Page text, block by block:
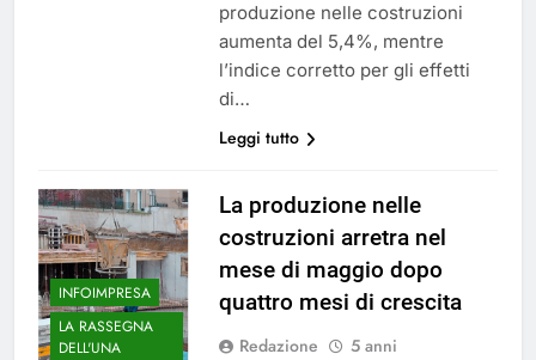
produzione nelle costruzioni
aumenta del 5,4%, mentre
l’indice corretto per gli effetti
di…
Leggi tutto
INFOIMPRESA
LA RASSEGNA
DELL'UNA
La produzione nelle
costruzioni arretra nel
mese di maggio dopo
quattro mesi di crescita
Redazione
5 anni